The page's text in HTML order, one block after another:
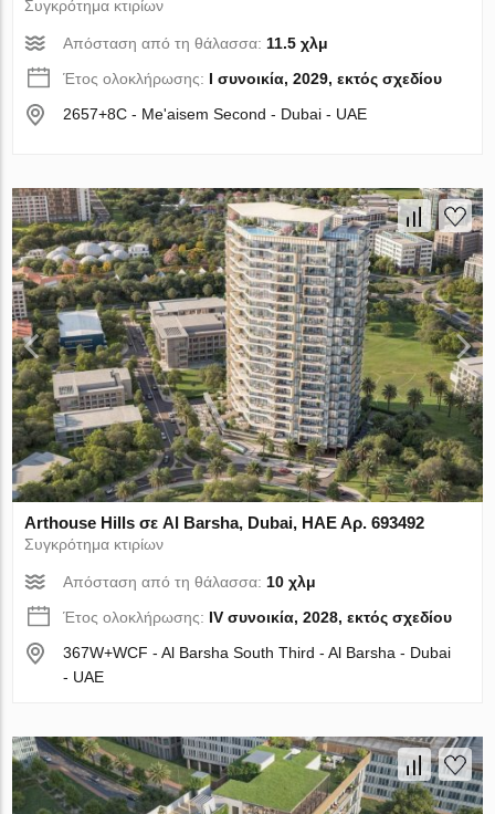
Συγκρότημα κτιρίων
Απόσταση από τη θάλασσα: 11.5 χλμ
Έτος ολοκλήρωσης: I συνοικία, 2029, εκτός σχεδίου
2657+8C - Me'aisem Second - Dubai - UAE
Arthouse Hills σε Al Barsha, Dubai, ΗΑΕ Αρ. 693492
Συγκρότημα κτιρίων
Απόσταση από τη θάλασσα: 10 χλμ
Έτος ολοκλήρωσης: IV συνοικία, 2028, εκτός σχεδίου
367W+WCF - Al Barsha South Third - Al Barsha - Dubai
- UAE